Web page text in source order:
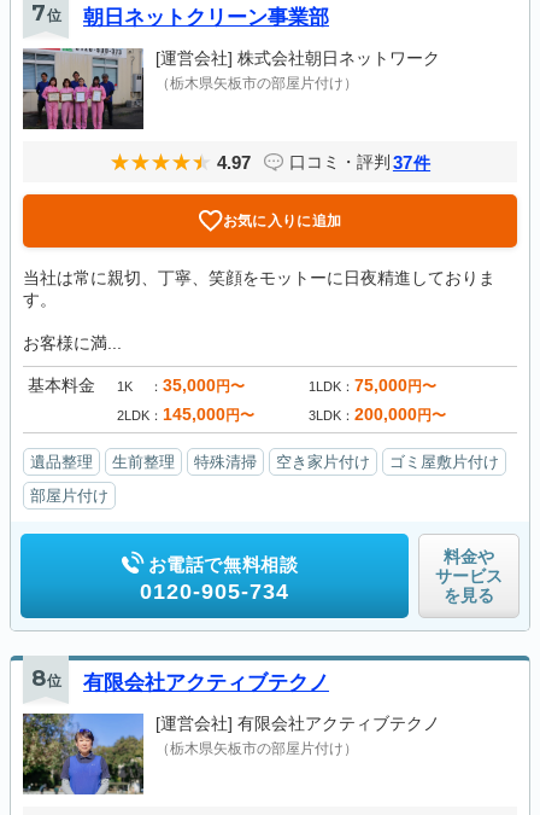
7位 朝日ネットクリーン事業部
[運営会社] 株式会社朝日ネットワーク
（栃木県矢板市の部屋片付け）
4.97 口コミ・評判 37件
お気に入りに追加
当社は常に親切、丁寧、笑顔をモットーに日夜精進しておりま
す。
お客様に満...
基本料金 1K 35,000円〜 1LDK 75,000円〜
2LDK 145,000円〜 3LDK 200,000円〜
遺品整理 生前整理 特殊清掃 空き家片付け
ゴミ屋敷片付け
部屋片付け
お電話で無料相談
0120-905-734
料金や
サービス
を見る
8位 有限会社アクティブテクノ
[運営会社] 有限会社アクティブテクノ
（栃木県矢板市の部屋片付け）